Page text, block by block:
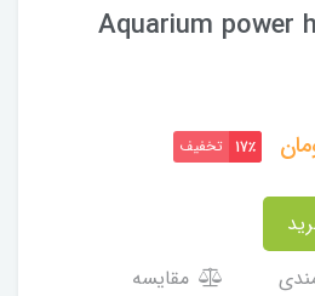
Aquarium power
17٪ تخفیف
مقایسه